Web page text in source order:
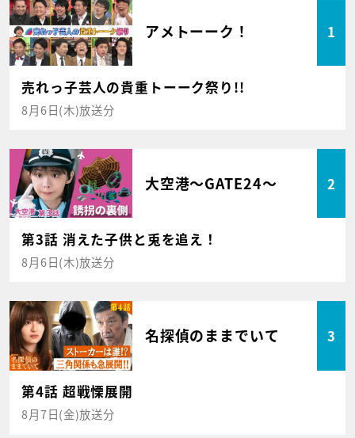
アメトーーク！ 1
売れっ子芸人の貴重トーーク祭り!!
8月6日(木)放送分
大空港～GATE24～ 2
第3話 消えた子供と兎を追え！
8月6日(木)放送分
名探偵のままでいて 3
第4話 超戦慄展開
8月7日(金)放送分